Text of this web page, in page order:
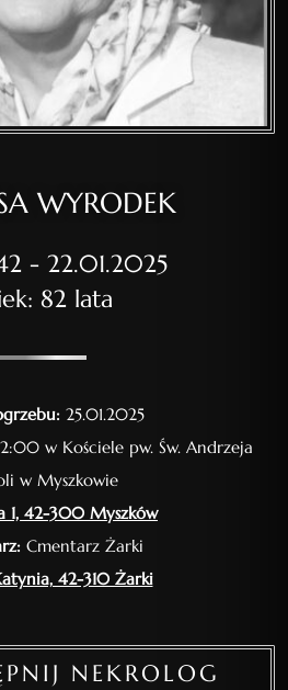
WYRODEK
- 22.01.2025
82 lata
25.01.2025
w Kościele pw. Św. Andrzeja
w Myszkowie
1, 42-300 Myszków
Cmentarz Żarki
42-310 Żarki
NEKROLOG